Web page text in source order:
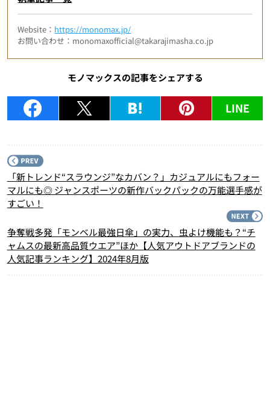
Website： https://monomax.jp/
お問い合わせ：monomaxofficial@takarajimasha.co.jp
モノマックスの記事をシェアする
LINE
「新トレンド“スラウンジ”なカバン？」カジュアルにもフォー
マルにも◎ ジャンスポーツの新作バックパックの万能選手感が
すごい！
争奪戦多発「モンベル最強日傘」の実力、虫よけ機能も？“チ
ャムスの最新高品質ウエア”ほか【人気アウトドアブランドの
人気記事ランキング】2024年8月版